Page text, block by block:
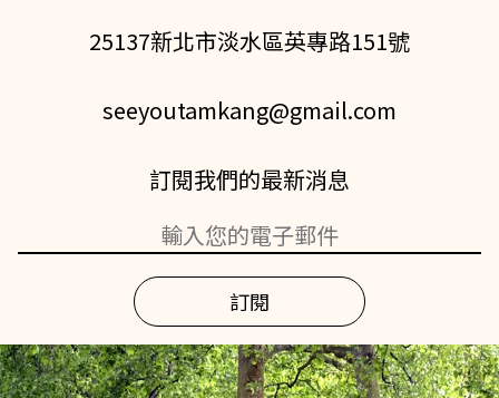
25137新北市淡水區英專路151號
seeyoutamkang@gmail.com
訂閱我們的最新消息
訂閱